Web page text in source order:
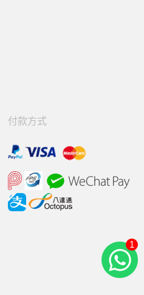
付款方式
1